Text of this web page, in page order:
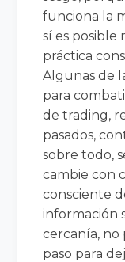
funciona la
sí es posible
práctica
Algunas de
para
de trading,
pasados,
sobre todo,
cambie con
consciente
información
cercanía, no
paso para